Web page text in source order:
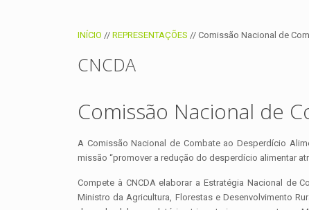
INÍCIO // REPRESENTAÇÕES // Comissão Nacional de
CNCDA
Comissão Nacional de
A Comissão Nacional de Combate ao Desperdício
missão “promover a redução do desperdício alimentar
Compete à CNCDA elaborar a Estratégia Nacional de
Ministro da Agricultura, Florestas e Desenvolvimento